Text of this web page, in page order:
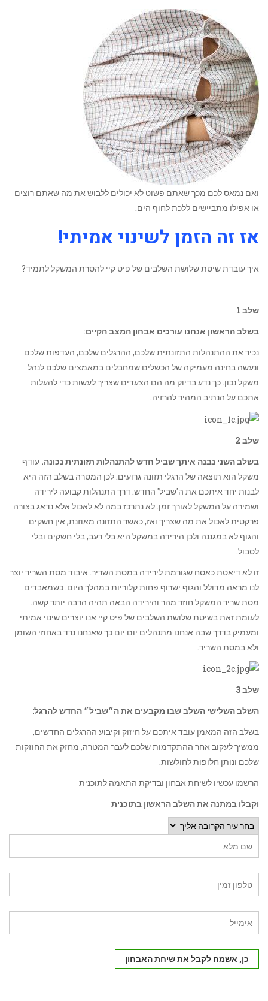
ואם נמאס לכם מכך שאתם פשוט לא יכולים ללבוש את מה שאתם רוצים
או אפילו מתביישים ללכת לחוף הים.
אז זה הזמן לשינוי אמיתי!
איך עובדת שיטת שלושת השלבים של פיט קיי להסרת המשקל לתמיד?
שלב 1
בשלב הראשון אנחנו עורכים אבחון המצב הקיים:
נכיר את ההתנהלות התזונתית שלכם, ההרגלים שלכם, העדפות שלכם
ונעשה בחינה מעמיקה של הכשלים שמחבלים במאמצים שלכם לנהל
משקל נכון. כך נדע בדיוק מה הם הצעדים שצריך לעשות כדי להעלות
אתכם על הנתיב המהיר להרזיה.
שלב 2
בשלב השני נבנה איתך שביל חדש להתנהלות תזונתית נכונה. עודף
משקל הוא תוצאה של הרגלי תזונה גרועים. לכן המטרה בשלב הזה היא
לבנות יחד איתכם את ה'שביל' החדש. דרך התנהלות קבועה לירידה
ושמירה על המשקל לאורך זמן. לא נתרכז במה לא לאכול אלא נדאג בצורה
פרקטית לאכול את מה שצריך ואז, כאשר התזונה מאוזנת, אין חשקים
והגוף לא במגננה ולכן הירידה במשקל היא בלי רעב, בלי חשקים ובלי
לסבול.
זו לא דיאטת כאסח שגורמת לירידה במסת השריר. איבוד מסת השריר יוצר
לנו מראה מדולל והגוף ישרוף פחות קלוריות במהלך היום. כשמאבדים
מסת שריר המשקל חוזר מהר והירידה הבאה תהיה הרבה יותר קשה.
לעומת זאת בשיטת שלושת השלבים של פיט קיי אנו יוצרים שינוי אמיתי
ומעמיק בדרך שבה אנחנו מתנהלים יום יום כך שאנחנו נרד באחוזי השומן
ולא במסת השריר.
שלב 3
השלב השלישי השלב שבו מקבעים את ה״שביל״ החדש להרגל:
בשלב הזה המאמן עובד איתכם על חיזוק וקיבוע ההרגלים החדשים,
ממשיך לעקוב אחר ההתקדמות שלכם לעבר המטרה, מחזק את החוזקות
שלכם ונותן חלופות לחולשות.
הרשמו עכשיו לשיחת אבחון ובדיקת התאמה לתוכנית
וקבלו במתנה את השלב הראשון בתוכנית
כן, אשמח לקבל את שיחת האבחון